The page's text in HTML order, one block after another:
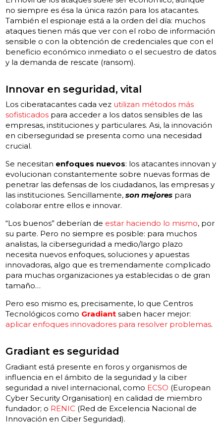
no siempre es ésa la única razón para los atacantes.
También el espionaje está a la orden del día: muchos
ataques tienen más que ver con el robo de información
sensible o con la obtención de credenciales que con el
beneficio económico inmediato o el secuestro de datos
y la demanda de rescate (ransom).
Innovar en seguridad, vital
Los ciberatacantes cada vez utilizan métodos más
sofisticados para acceder a los datos sensibles de las
empresas, instituciones y particulares. Asi, la innovación
en ciberseguridad se presenta como una necesidad
crucial.
Se necesitan enfoques nuevos: los atacantes innovan y
evolucionan constantemente sobre nuevas formas de
penetrar las defensas de los ciudadanos, las empresas y
las instituciones. Sencillamente,son mejores para
colaborar entre ellos e innovar.
“Los buenos” deberían de estar haciendo lo mismo, por
su parte. Pero no siempre es posible: para muchos
analistas, la ciberseguridad a medio/largo plazo
necesita nuevos enfoques, soluciones y apuestas
innovadoras, algo que es tremendamente complicado
para muchas organizaciones ya establecidas o de gran
tamaño…
Pero eso mismo es, precisamente, lo que Centros
Tecnológicos como Gradiant saben hacer mejor:
aplicar enfoques innovadores para resolver problemas.
Gradiant es seguridad
Gradiant está presente en foros y organismos de
influencia en el ámbito de la seguridad y la ciber
seguridad a nivel internacional, como ECSO (European
Cyber Security Organisation) en calidad de miembro
fundador; o RENIC (Red de Excelencia Nacional de
Innovación en Ciber Seguridad).